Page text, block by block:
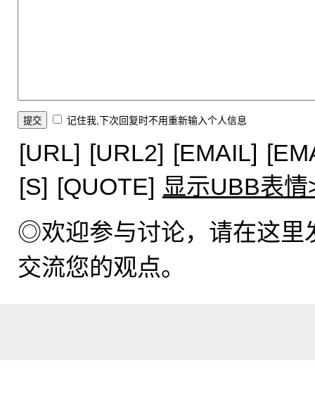
记住我,下次回复时不用重新输入个人信息
[URL] [URL2] [EMAIL]
[S] [QUOTE] 显示UBB表情
◎欢迎参与讨论，请在这里
交流您的观点。